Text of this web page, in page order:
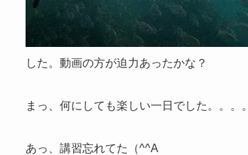
した。動画の方が迫力あったかな？
まっ、何にしても楽しい一日でした。。。。
あっ、講習忘れてた（^^A